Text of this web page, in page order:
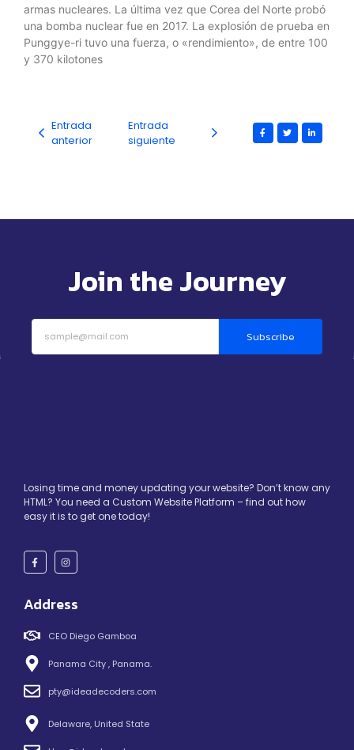
armas nucleares. La última vez que Corea del Norte probó
una bomba nuclear fue en 2017. La explosión de prueba en
Punggye-ri tuvo una fuerza, o «rendimiento», de entre 100
y 370 kilotones
Entrada
anterior
Entrada
siguiente
Join the Journey
Subscribe
Losing time and money updating your website? Don’t know any
HTML? You need a Custom Website Platform – find out how
easy it is to get one today!
Address
CEO Diego Gamboa
Panama City , Panama.
pty@ideadecoders.com
Delaware, United State